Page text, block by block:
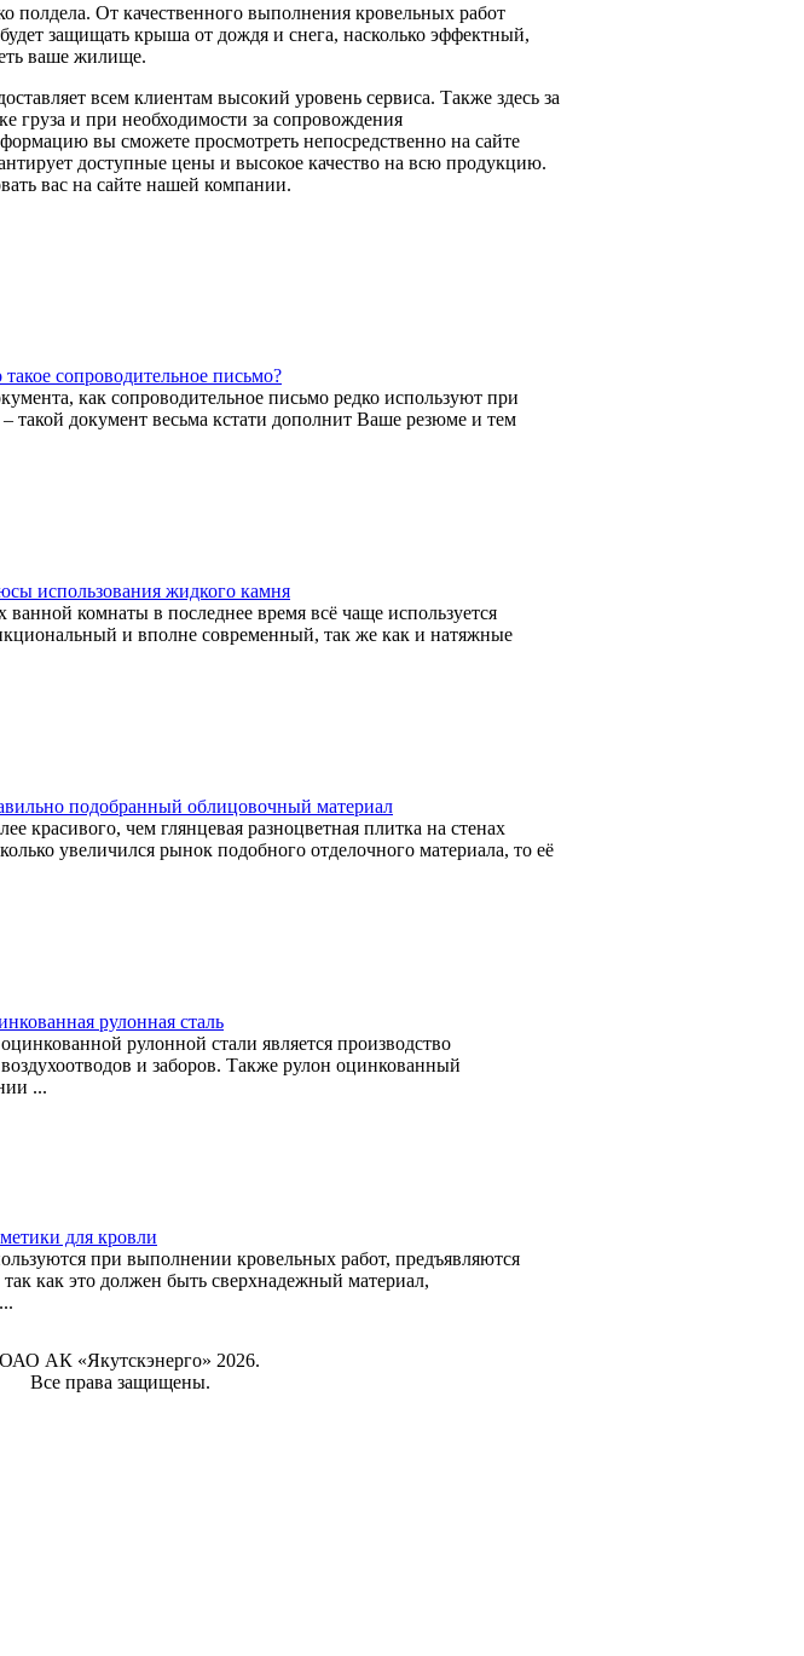
полдела. От качественного выполнения кровельных работ
защищать крыша от дождя и снега, насколько эффектный,
ваше жилище.
всем клиентам высокий уровень сервиса. Также здесь за
груза и при необходимости за сопровождения
вы сможете просмотреть непосредственно на сайте
доступные цены и высокое качество на всю продукцию.
вас на сайте нашей компании.
такое сопроводительное письмо?
как сопроводительное письмо редко используют при
такой документ весьма кстати дополнит Ваше резюме и тем
использования жидкого камня
комнаты в последнее время всё чаще используется
и вполне современный, так же как и натяжные
подобранный облицовочный материал
красивого, чем глянцевая разноцветная плитка на стенах
увеличился рынок подобного отделочного материала, то её
рулонная сталь
рулонной стали является производство
и заборов. Также рулон оцинкованный
...
для кровли
при выполнении кровельных работ, предъявляются
как это должен быть сверхнадежный материал,
АК «Якутскэнерго» 2026.
Все права защищены.